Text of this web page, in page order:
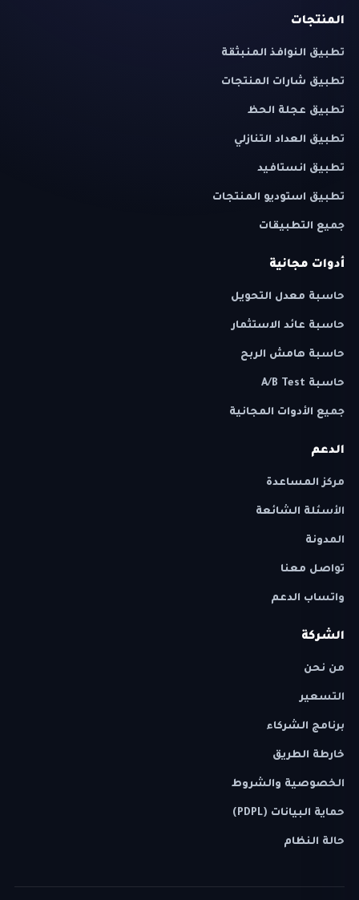
المنتجات
تطبيق النوافذ المنبثقة
تطبيق شارات المنتجات
تطبيق عجلة الحظ
تطبيق العداد التنازلي
تطبيق انستافيد
تطبيق استوديو المنتجات
جميع التطبيقات
أدوات مجانية
حاسبة معدل التحويل
حاسبة عائد الاستثمار
حاسبة هامش الربح
حاسبة A/B Test
جميع الأدوات المجانية
الدعم
مركز المساعدة
الأسئلة الشائعة
المدونة
تواصل معنا
واتساب الدعم
الشركة
من نحن
التسعير
برنامج الشركاء
خارطة الطريق
الخصوصية والشروط
حماية البيانات (PDPL)
حالة النظام